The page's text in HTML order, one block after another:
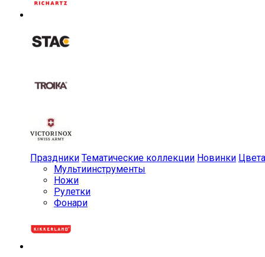
Праздники Тематические коллекции Новинки Цвета
Мульти­инструменты
Ножи
Рулетки
Фонари